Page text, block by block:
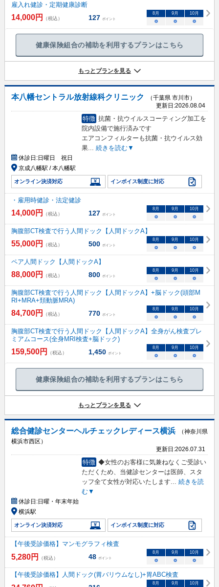
雇入れ健診・定期健康診断
14,000円 （税込） 127 ポイント
8 月 9 月 10月
○ ○ ○
健康保険組合の補助を利用するプランはこちら
もっとプランを見る
本八幡セントラル放射線科クリニック
（千葉県 市川市）
更新日:2026.08.04
特徴 抗菌・抗ウイルスコーティング加工を
院内設備で施行済みです
エアコンフィルターも抗菌・抗ウイルス効
果... 続きを読む▼
休診日:日曜日 祝日
京成八幡駅 / 本八幡駅
オンライン決済対応 インボイス制度に対応
・雇用時健診・法定健診
14,000円 （税込） 127 ポイント
8 月 9 月 10月
○ ○ ○
胸腹部CT検査で行う人間ドック【人間ドックA】
55,000円 （税込） 500 ポイント
8 月 9 月 10月
○ ○ ○
ペア人間ドック【人間ドックA】
88,000円 （税込） 800 ポイント
8 月 9 月 10月
○ ○ ○
胸腹部CT検査で行う人間ドック【人間ドックA】+脳ドック(頭部M
RI+MRA+頚動脈MRA)
84,700円 （税込） 770 ポイント
8 月 9 月 10月
○ ○ ○
胸腹部CT検査で行う人間ドック【人間ドックA】全身がん検査プレ
ミアムコース(全身MRI検査+脳ドック)
159,500円 （税込） 1,450 ポイント
8 月 9 月 10月
○ ○ ○
健康保険組合の補助を利用するプランはこちら
もっとプランを見る
総合健診センターヘルチェックレディース横浜
（神奈川県
横浜市西区）
更新日:2026.07.31
特徴 ◆女性のお客様に気兼ねなくご受診い
ただくため、当健診センターは医師、スタ
ッフ全て女性が対応いたします... 続きを読
む▼
休診日:日曜・年末年始
横浜駅
オンライン決済対応 インボイス制度に対応
【午後受診価格】マンモグラフィ検査
5,280円 （税込） 48 ポイント
8月 9月 10月
○ ○ ○
【午後受診価格】人間ドック(胃バリウムなし)+胃ABC検査
8月 9月 10月